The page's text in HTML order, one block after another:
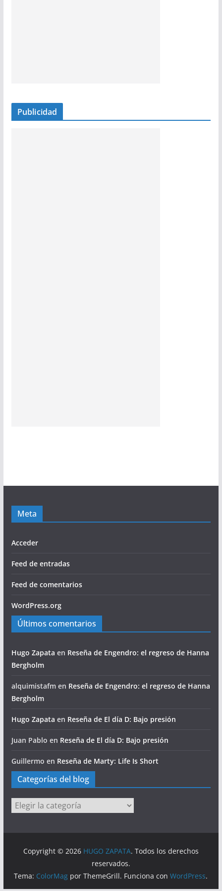
Publicidad
Meta
Acceder
Feed de entradas
Feed de comentarios
WordPress.org
Últimos comentarios
Hugo Zapata en Reseña de Engendro: el regreso de Hanna
Bergholm
alquimistafmen Reseña de Engendro: el regreso de Hanna
Bergholm
Hugo Zapata en Reseña de El día D: Bajo presión
Juan Pablo en Reseña de El día D: Bajo presión
Guillermo en Reseña de Marty: Life Is Short
Categorías del blog
Categorías
del
Copyright © 2026 HUGO ZAPATA. Todos los derechos
reservados.
Tema: ColorMag por ThemeGrill. Funciona conWordPress.